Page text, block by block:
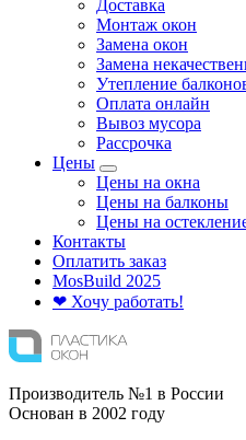
Доставка
Монтаж окон
Замена окон
Замена
Утепление
Оплата онлайн
Вывоз мусора
Рассрочка
Цены
Цены на окна
Цены на балконы
Цены на
Контакты
Оплатить заказ
MosBuild 2025
❤ Хочу работать!
Производитель №1 в России
Основан в 2002 году